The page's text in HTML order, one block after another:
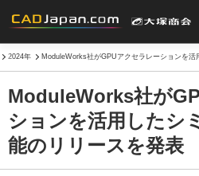
2024年 ModuleWorks社がGPUアクセラレーションを
ModuleWorks社が
ションを活用したシ
能のリリースを発表